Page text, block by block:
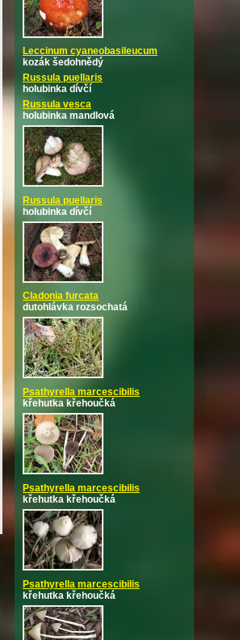
Leccinum cyaneobasileucum
kozák šedohnědý
Russula puellaris
holubinka dívčí
Russula vesca
holubinka mandlová
Russula puellaris
holubinka dívčí
Cladonia furcata
dutohlávka rozsochatá
Psathyrella marcescibilis
křehutka křehoučká
Psathyrella marcescibilis
křehutka křehoučká
Psathyrella marcescibilis
křehutka křehoučká